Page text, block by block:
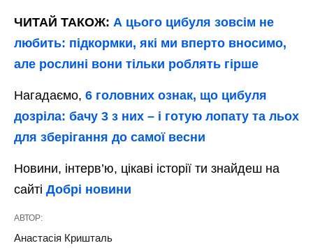
ЧИТАЙ ТАКОЖ: А цього цибуля зовсім не
любить: підкормки, які ми вперто вносимо,
але рослині вони тільки роблять гірше
Нагадаємо, 6 головних ознак, що цибуля
дозріла: бачу 3 з них – і готую лопату та льох
для зберігання до самої весни
Новини, інтерв’ю, цікаві історії ти знайдеш на
сайті Добрі новини
АВТОР:
Анастасія Кришталь